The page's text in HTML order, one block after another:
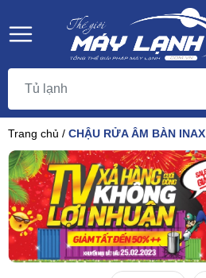
Trang chủ / CHẬU RỬA ÂM BÀN INAX